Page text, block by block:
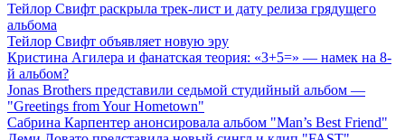
Тейлор Свифт раскрыла трек-лист и дату релиза грядущего
альбома
Тейлор Свифт объявляет новую эру
Кристина Агилера и фанатская теория: «3+5=» — намек на 8-
й альбом?
Jonas Brothers представили седьмой студийный альбом —
"Greetings from Your Hometown"
Сабрина Карпентер анонсировала альбом "Man’s Best Friend"